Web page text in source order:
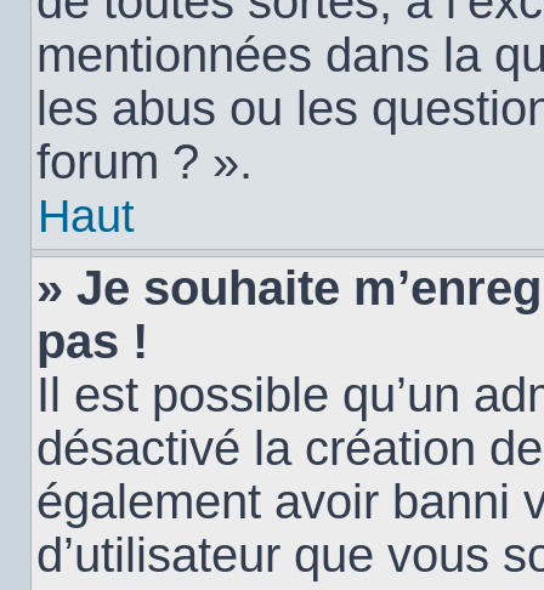
mentionnées dans la
les abus ou les
forum ? ».
Haut
» Je souhaite
pas !
Il est possible qu’un
désactivé la création
également avoir banni
d’utilisateur que vous